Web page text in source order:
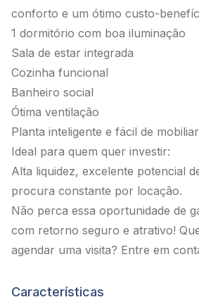
conforto e um ótimo custo-
1 dormitório com boa iluminação
Sala de estar integrada
Cozinha funcional
Banheiro social
Ótima ventilação
Planta inteligente e fácil de mobiliar
Ideal para quem quer investir:
Alta liquidez, excelente potencial
procura constante por locação.
Não perca essa oportunidade de
com retorno seguro e atrativo!
agendar uma visita? Entre em
Características